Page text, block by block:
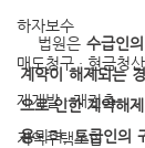
하자보수
매도청구 · 현금청산
재개발 · 재건축
지역주택조합
   법원은
수급인
계약이 해제되는
으로 인한 계약해
용되며, 도급인의